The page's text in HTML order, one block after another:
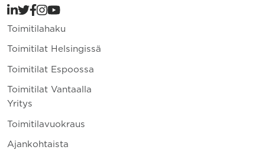
Toimitilahaku
Toimitilat Helsingissä
Toimitilat Espoossa
Toimitilat Vantaalla
Yritys
Toimitilavuokraus
Ajankohtaista